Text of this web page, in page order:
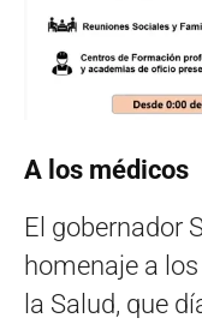
A los médicos
El gobernador
homenaje a
la Salud, que